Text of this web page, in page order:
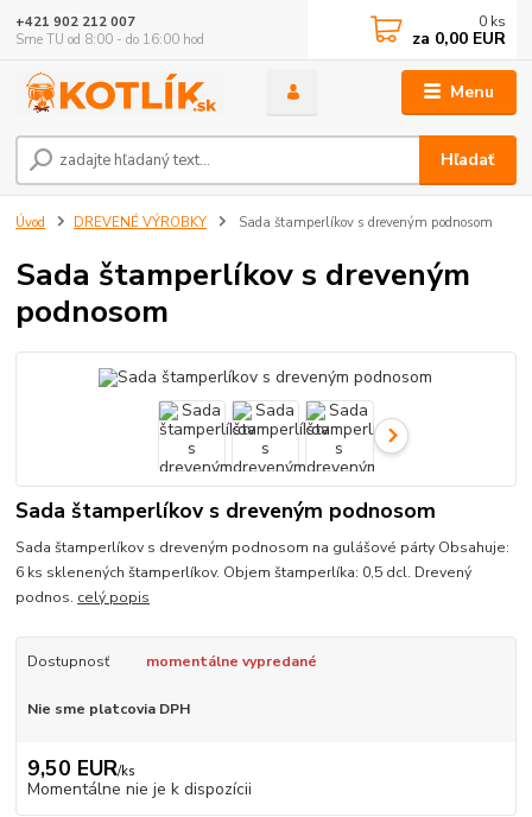
Menu
Hľadať
+421 902 212 007
Sme TU od 8:00 - do 16:00 hod
0 ks
za 0,00 EUR
Úvod DREVENÉ VÝROBKY Sada štamperlíkov s dreveným podnosom
Sada štamperlíkov s dreveným
podnosom
Sada štamperlíkov s dreveným podnosom
Sada štamperlíkov s dreveným podnosom na gulášové párty Obsahuje:
6 ks sklenených štamperlíkov. Objem štamperlíka: 0,5 dcl. Drevený
podnos. celý popis
Dostupnosť momentálne vypredané
Nie sme platcovia DPH
9,50 EUR/ks
Momentálne nie je k dispozícii